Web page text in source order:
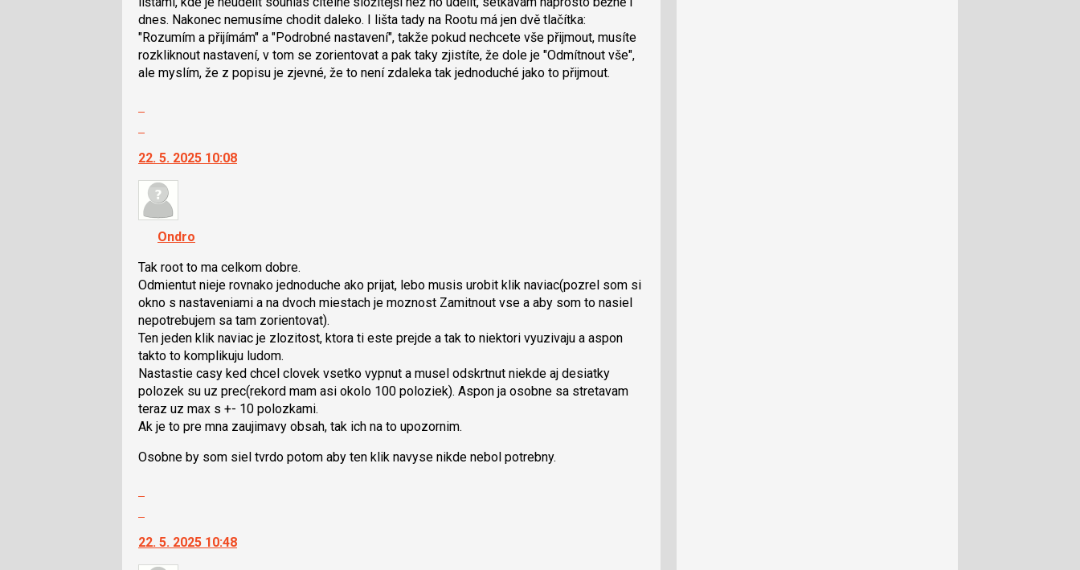
N
pro
následující
a
P
dnes. Nakonec nemusíme chodit daleko. I lišta tady na Rootu má jen dvě tlačítka:
"Rozumím a přijímám" a "Podrobné nastavení", takže pokud nechcete vše přijmout, musíte
rozkliknout nastavení, v tom se zorientovat a pak taky zjistíte, že dole je "Odmítnout vše",
ale myslím, že z popisu je zjevné, že to není zdaleka tak jednoduché jako to přijmout.
další
nový
názor.
navigaci
lze
použít
i
klávesy
N
pro
následující
a
P
pro
předchozí
názor
22. 5. 2025 10:08
Ondro
Tak root to ma celkom dobre.
Odmientut nieje rovnako jednoduche ako prijat, lebo musis urobit klik naviac(pozrel som si
okno s nastaveniami a na dvoch miestach je moznost Zamitnout vse a aby som to nasiel
nepotrebujem sa tam zorientovat).
Ten jeden klik naviac je zlozitost, ktora ti este prejde a tak to niektori vyuzivaju a aspon
takto to komplikuju ludom.
Nastastie casy ked chcel clovek vsetko vypnut a musel odskrtnut niekde aj desiatky
polozek su uz prec(rekord mam asi okolo 100 poloziek). Aspon ja osobne sa stretavam
teraz uz max s +- 10 polozkami.
Ak je to pre mna zaujimavy obsah, tak ich na to upozornim.
Osobne by som siel tvrdo potom aby ten klik navyse nikde nebol potrebny.
další
nový
22. 5. 2025 10:48